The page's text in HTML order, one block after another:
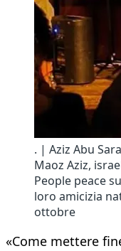
. | Aziz Abu
Maoz Aziz,
People peace
loro amicizia
ottobre
«Come mettere